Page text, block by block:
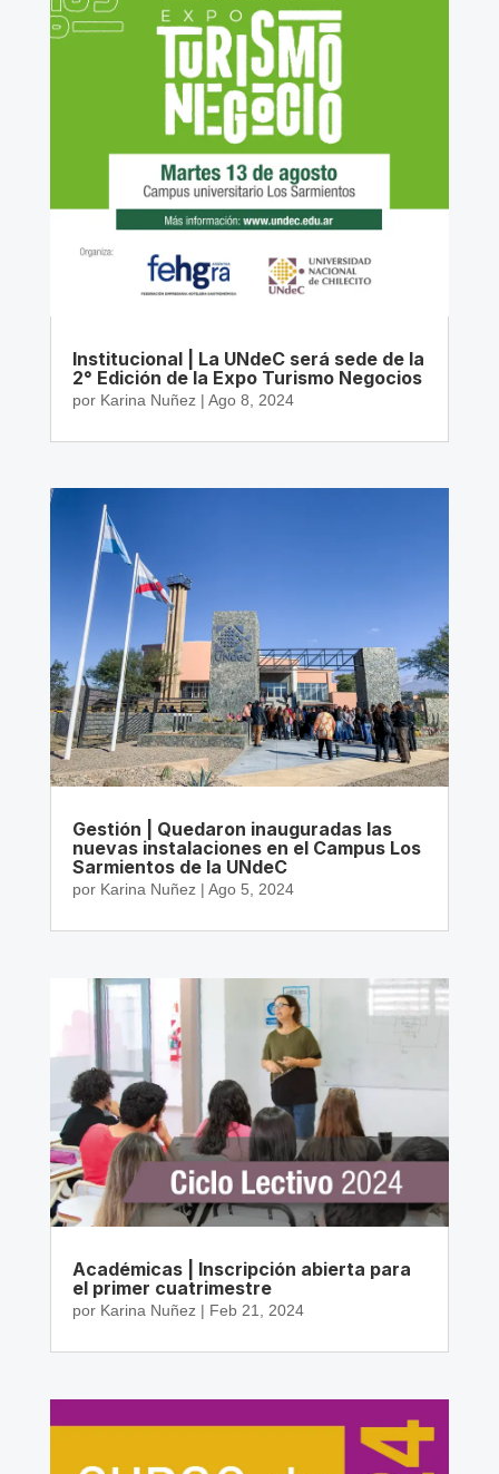
Institucional | La UNdeC será sede de la
2° Edición de la Expo Turismo Negocios
por Karina Nuñez| Ago 8, 2024
Gestión | Quedaron inauguradas las
nuevas instalaciones en el Campus Los
Sarmientos de la UNdeC
por Karina Nuñez| Ago 5, 2024
Académicas | Inscripción abierta para
el primer cuatrimestre
por Karina Nuñez| Feb 21, 2024